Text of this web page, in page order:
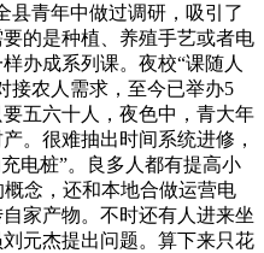
县青年中做过调研，吸引了
的是种植、养殖手艺或者电
办成系列课。夜校“课随人
接农人需求，至今已举办5
五六十人，夜色中，青大年
。很难抽出时间系统进修，
电桩”。良多人都有提高小
念，还和本地合做运营电
家产物。不时还有人进来坐
元杰提出问题。算下来只花